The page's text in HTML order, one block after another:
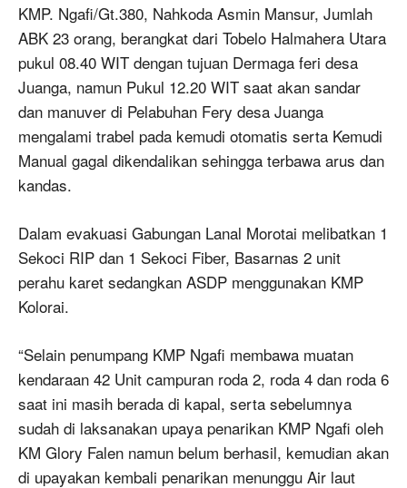
KMP. Ngafi/Gt.380, Nahkoda Asmin Mansur, Jumlah
ABK 23 orang, berangkat dari Tobelo Halmahera Utara
pukul 08.40 WIT dengan tujuan Dermaga feri desa
Juanga, namun Pukul 12.20 WIT saat akan sandar
dan manuver di Pelabuhan Fery desa Juanga
mengalami trabel pada kemudi otomatis serta Kemudi
Manual gagal dikendalikan sehingga terbawa arus dan
kandas.
Dalam evakuasi Gabungan Lanal Morotai melibatkan 1
Sekoci RIP dan 1 Sekoci Fiber, Basarnas 2 unit
perahu karet sedangkan ASDP menggunakan KMP
Kolorai.
“Selain penumpang KMP Ngafi membawa muatan
kendaraan 42 Unit campuran roda 2, roda 4 dan roda 6
saat ini masih berada di kapal, serta sebelumnya
sudah di laksanakan upaya penarikan KMP Ngafi oleh
KM Glory Falen namun belum berhasil, kemudian akan
di upayakan kembali penarikan menunggu Air laut